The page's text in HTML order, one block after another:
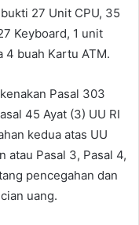
27 Unit CPU, 35
Keyboard, 1 unit
4 buah Kartu ATM.
Pasal 303
45 Ayat (3) UU RI
kedua atas UU
atau Pasal 3, Pasal 4,
pencegahan dan
uang.